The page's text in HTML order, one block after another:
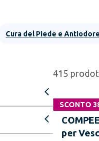
Cura del Piede e Antiodore
415
SCONTO
per